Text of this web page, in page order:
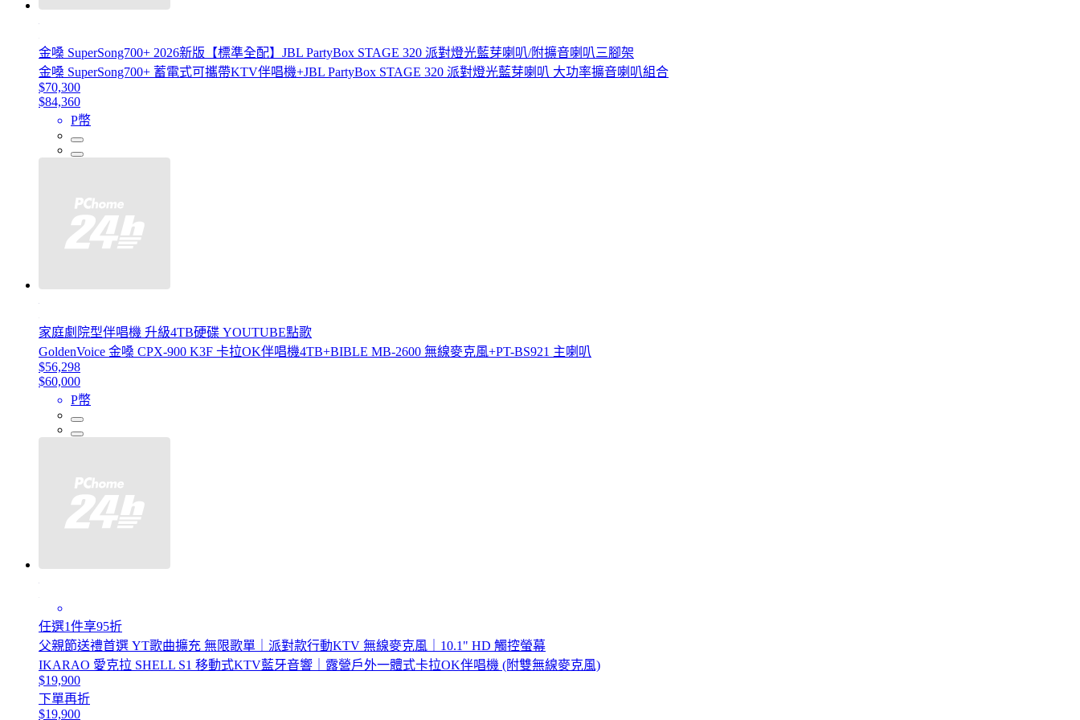
金嗓 SuperSong700+ 2026新版【標準全配】JBL PartyBox STAGE 320 派對燈光藍芽喇叭/附擴音喇叭三腳架
金嗓 SuperSong700+ 蓄電式可攜帶KTV伴唱機+JBL PartyBox STAGE 320 派對燈光藍芽喇叭 大功率擴音喇叭組合
$70,300
$84,360
P幣
家庭劇院型伴唱機 升級4TB硬碟 YOUTUBE點歌
GoldenVoice 金嗓 CPX-900 K3F 卡拉OK伴唱機4TB+BIBLE MB-2600 無線麥克風+PT-BS921 主喇叭
$56,298
$60,000
P幣
任選1件享95折
父親節送禮首選 YT歌曲擴充 無限歌單｜派對款行動KTV 無線麥克風｜10.1" HD 觸控螢幕
IKARAO 愛克拉 SHELL S1 移動式KTV藍牙音響｜露營戶外一體式卡拉OK伴唱機 (附雙無線麥克風)
$19,900
下單再折
$19,900